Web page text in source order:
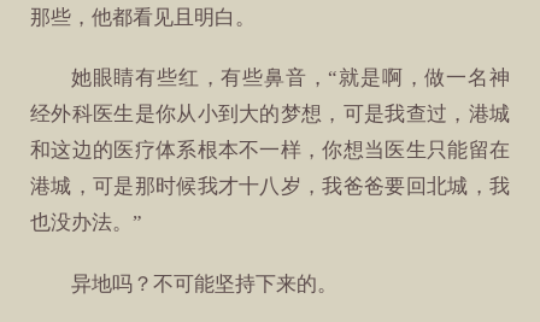
那些，他都看见且明白。
她眼睛有些红，有些鼻音，“就是啊，做一名神
经外科医生是你从小到大的梦想，可是我查过，港城
和这边的医疗体系根本不一样，你想当医生只能留在
港城，可是那时候我才十八岁，我爸爸要回北城，我
也没办法。”
异地吗？不可能坚持下来的。